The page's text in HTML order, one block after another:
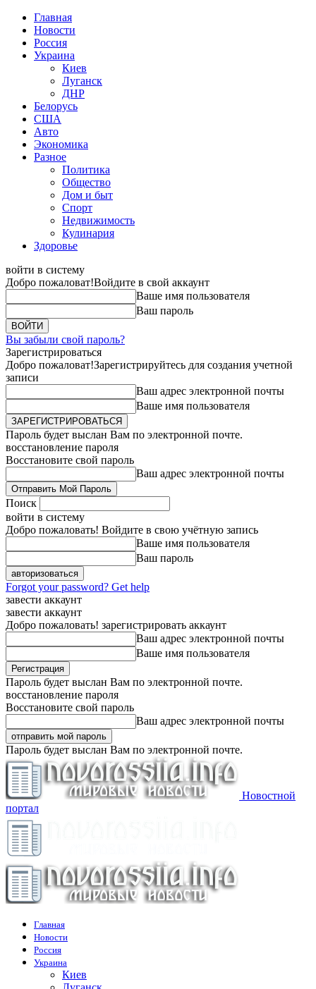
Главная
Новости
Россия
Украина
Киев
Луганск
ДНР
Белорусь
США
Авто
Экономика
Разное
Политика
Общество
Дом и быт
Спорт
Недвижимость
Кулинария
Здоровье
войти в систему
Добро пожаловат!Войдите в свой аккаунт
Ваше имя пользователя
Ваш пароль
Вы забыли свой пароль?
Зарегистрироваться
Добро пожаловат!Зарегистрируйтесь для создания учетной
записи
Ваш адрес электронной почты
Ваше имя пользователя
Пароль будет выслан Вам по электронной почте.
восстановление пароля
Восстановите свой пароль
Ваш адрес электронной почты
Поиск
войти в систему
Добро пожаловать! Войдите в свою учётную запись
Ваше имя пользователя
Ваш пароль
Forgot your password? Get help
завести аккаунт
завести аккаунт
Добро пожаловать! зарегистрировать аккаунт
Ваш адрес электронной почты
Ваше имя пользователя
Пароль будет выслан Вам по электронной почте.
восстановление пароля
Восстановите свой пароль
Ваш адрес электронной почты
Пароль будет выслан Вам по электронной почте.
Новостной
портал
Главная
Новости
Россия
Украина
Киев